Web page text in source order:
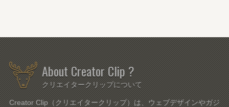
About Creator Clip ?
クリエイタークリップについて
Creator Clip（クリエイタークリップ）は、ウェブデザインやガジ